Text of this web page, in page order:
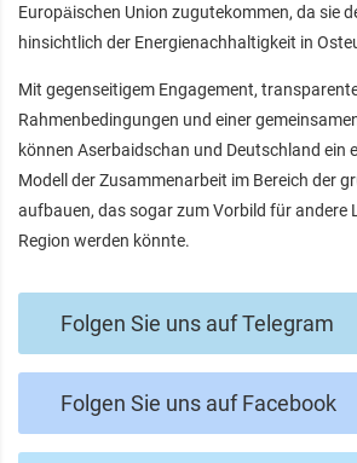
Europäischen Union zugutekommen, da sie
hinsichtlich der Energienachhaltigkeit in
Mit gegenseitigem Engagement,
Rahmenbedingungen und einer
können Aserbaidschan und Deutschland ein
Modell der Zusammenarbeit im Bereich der
aufbauen, das sogar zum Vorbild für andere
Region werden könnte.
Folgen Sie uns auf Telegram
Folgen Sie uns auf Facebook